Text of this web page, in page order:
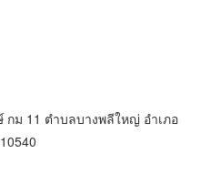
กม 11 ตำบลบางพลีใหญ่ อำเภอ